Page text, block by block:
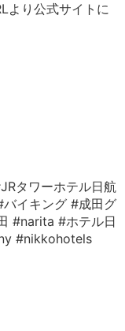
より公式サイトに
タワーホテル日航
バイキング #成田グ
#narita #ホテル日
#nikkohotels